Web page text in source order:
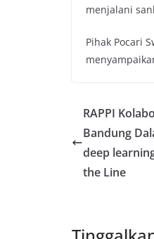
menjalani
Pihak Pocari
RAPPI
Bandung
deep
the Line